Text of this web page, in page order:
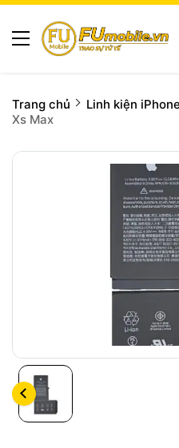
Trang chủ Linh kiện iPhone
Xs Max